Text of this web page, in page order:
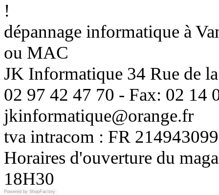
!
dépannage informatique à
ou MAC
JK Informatique 34 Rue de
02 97 42 47 70 - Fax: 02 14
jkinformatique@orange.fr
tva intracom : FR
Horaires d'ouverture du
18H30
Powered by ShopFactory